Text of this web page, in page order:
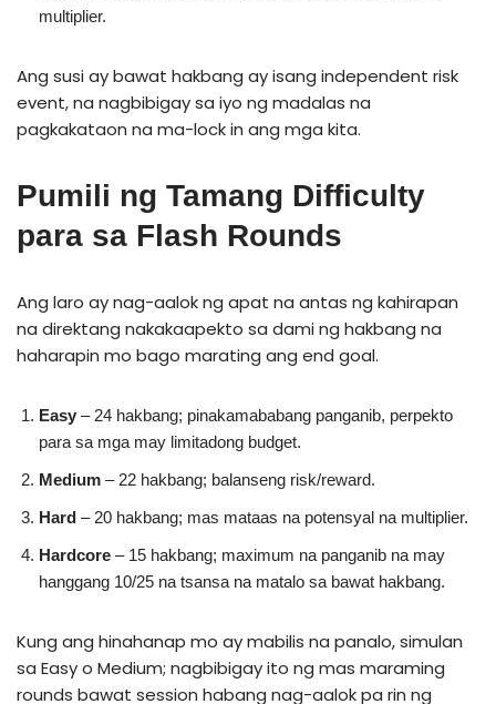
multiplier.
Ang susi ay bawat hakbang ay isang independent risk
event, na nagbibigay sa iyo ng madalas na
pagkakataon na ma-lock in ang mga kita.
Pumili ng Tamang Difficulty
para sa Flash Rounds
Ang laro ay nag-aalok ng apat na antas ng kahirapan
na direktang nakakaapekto sa dami ng hakbang na
haharapin mo bago marating ang end goal.
Easy – 24 hakbang; pinakamababang panganib, perpekto
para sa mga may limitadong budget.
Medium – 22 hakbang; balanseng risk/reward.
Hard – 20 hakbang; mas mataas na potensyal na multiplier.
Hardcore – 15 hakbang; maximum na panganib na may
hanggang 10/25 na tsansa na matalo sa bawat hakbang.
Kung ang hinahanap mo ay mabilis na panalo, simulan
sa Easy o Medium; nagbibigay ito ng mas maraming
rounds bawat session habang nag-aalok pa rin ng